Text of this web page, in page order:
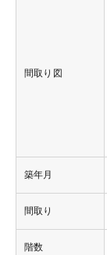
間取り図
築年月
間取り
階数